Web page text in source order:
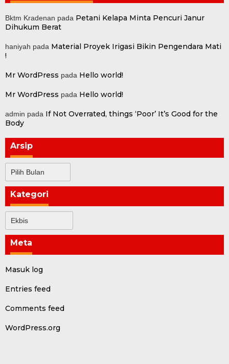
Bktm Kradenan pada Petani Kelapa Minta Pencuri Janur
Dihukum Berat
haniyah pada Material Proyek Irigasi Bikin Pengendara Mati
!
Mr WordPress pada Hello world!
Mr WordPress pada Hello world!
admin pada If Not Overrated, things ‘Poor’ It’s Good for the
Body
Arsip
Kategori
Meta
Masuk log
Entries feed
Comments feed
WordPress.org